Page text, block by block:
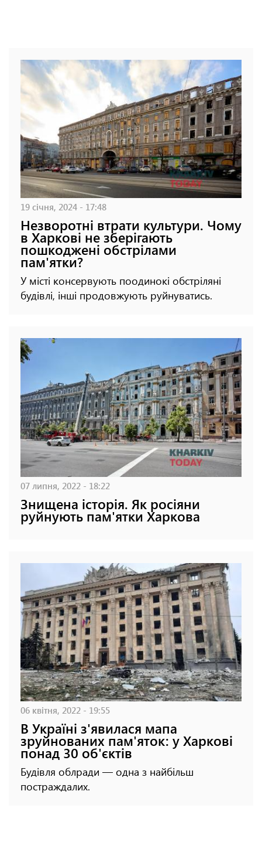
19 січня, 2024 - 17:48
Незворотні втрати культури. Чому
в Харкові не зберігають
пошкоджені обстрілами
пам'ятки?
У місті консервують поодинокі обстріляні
будівлі, інші продовжують руйнуватись.
07 липня, 2022 - 18:22
Знищена історія. Як росіяни
руйнують пам'ятки Харкова
06 квітня, 2022 - 19:55
В Україні з'явилася мапа
зруйнованих пам'яток: у Харкові
понад 30 об'єктів
Будівля облради — одна з найбільш
постраждалих.